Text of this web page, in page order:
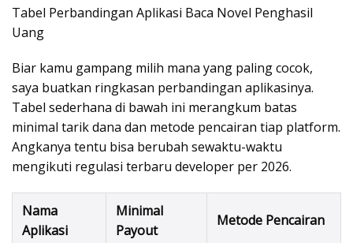
Tabel Perbandingan Aplikasi Baca Novel Penghasil
Uang
Biar kamu gampang milih mana yang paling cocok,
saya buatkan ringkasan perbandingan aplikasinya.
Tabel sederhana di bawah ini merangkum batas
minimal tarik dana dan metode pencairan tiap platform.
Angkanya tentu bisa berubah sewaktu-waktu
mengikuti regulasi terbaru developer per 2026.
Nama
Aplikasi
Minimal
Payout
Metode Pencairan